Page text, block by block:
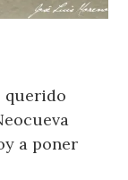
querido
a poner